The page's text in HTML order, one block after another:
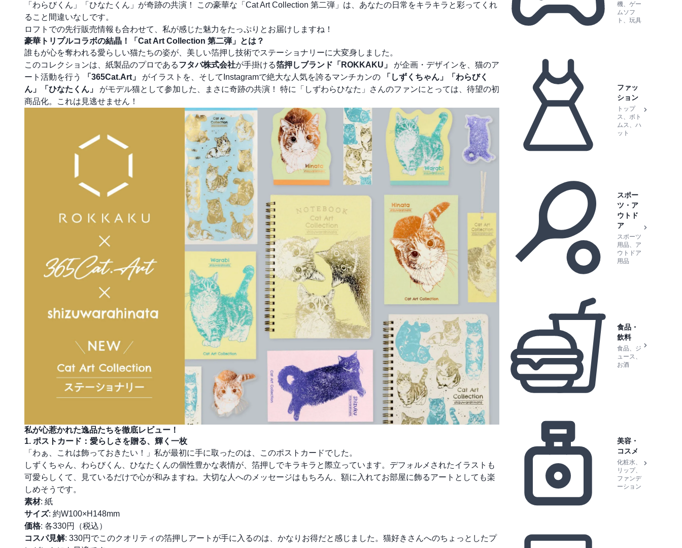
「わらびくん」「ひなたくん」が奇跡の共演！ この豪華な「Cat Art Collection 第二弾」は、あなたの日常をキラキラと彩ってくれ
ること間違いなしです。
ロフトでの先行販売情報も合わせて、私が感じた魅力をたっぷりとお届けしますね！
豪華トリプルコラボの結晶！「Cat Art Collection 第二弾」とは？
誰もが心を奪われる愛らしい猫たちの姿が、美しい箔押し技術でステーショナリーに大変身しました。
このコレクションは、紙製品のプロであるフタバ株式会社が手掛ける箔押しブランド「ROKKAKU」
が企画・デザインを、猫のア
ート活動を行う
「365Cat.Art」 がイラストを、そしてInstagramで絶大な人気を誇るマンチカンの
「しずくちゃん」「わらびく
ん」「ひなたくん」
がモデル猫として参加した、まさに奇跡の共演！ 特に「しずわらひなた」さんのファンにとっては、待望の初
商品化。これは見逃せません！
私が心惹かれた逸品たちを徹底レビュー！
1. ポストカード：愛らしさを贈る、輝く一枚
「わぁ、これは飾っておきたい！」私が最初に手に取ったのは、このポストカードでした。
しずくちゃん、わらびくん、ひなたくんの個性豊かな表情が、箔押しでキラキラと際立っています。デフォルメされたイラストも
可愛らしくて、見ているだけで心が和みますね。大切な人へのメッセージはもちろん、額に入れてお部屋に飾るアートとしても楽
しめそうです。
素材: 紙
サイズ: 約W100×H148mm
価格: 各330円（税込）
コスパ見解: 330円でこのクオリティの箔押しアートが手に入るのは、かなりお得だと感じました。猫好きさんへのちょっとしたプ
機、ゲー
ムソフ
ト、玩具
ファッ
ション
トップ
ス、ボト
ムス、ハ
ット
スポー
ツ・ア
ウトド
ア
スポーツ
用品、ア
ウトドア
用品
食品・
飲料
食品、ジ
ュース、
お酒
美容・
コスメ
化粧水、
リップ、
ファンデ
ーション